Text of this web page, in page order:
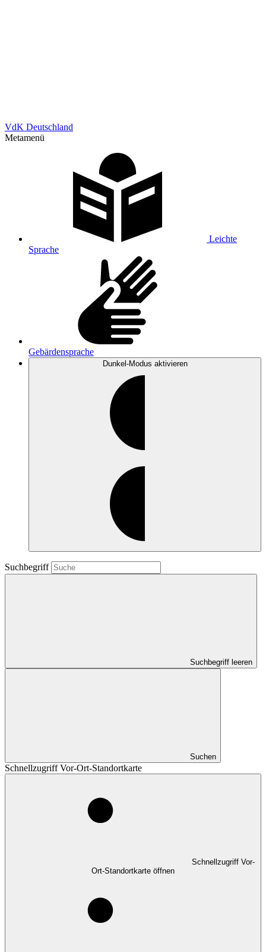
VdK Deutschland
Metamenü
Leichte
Sprache
Gebärdensprache
Dunkel-Modus aktivieren
Suchbegriff
Suchbegriff leeren
Suchen
Schnellzugriff Vor-Ort-Standortkarte
Schnellzugriff Vor-
Ort-Standortkarte öffnen